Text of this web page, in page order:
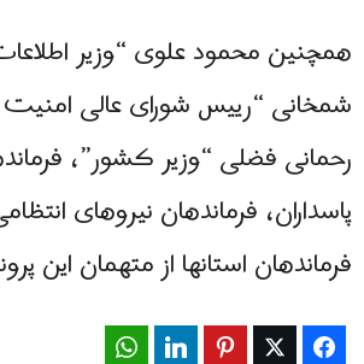
همچنین محمود علوی “وزیر
شمخانی “رییس شورای عالی امنیت
رحمانی فضلی “وزیر کشور”،
پاسداران، فرماندهان نیروهای
فرماندهان استانها از متهمان این
Facebook
Twitter
Pinterest
LinkedIn